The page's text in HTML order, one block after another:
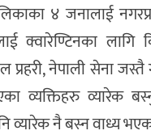
४ जनालाई
क्वारेण्टिनका लागि
प्रहरी, नेपाली सेना
व्यक्तिहरु व्यारेक
व्यारेक नै बस्न वाध्य